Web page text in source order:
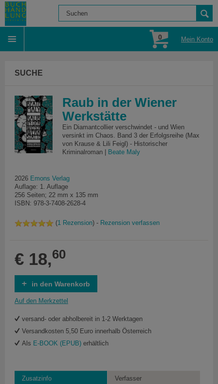
0 Mein Konto
SUCHE
Raub in der Wiener
Werkstätte
Ein Diamantcollier verschwindet - und Wien
versinkt im Chaos. Band 3 der Erfolgsreihe (Max
von Krause & Lili Feigl) - Historischer
Kriminalroman |
Beate Maly
2026 Emons Verlag
Auflage: 1. Auflage
256 Seiten; 22 mm x 135 mm
ISBN: 978-3-7408-2628-4
(1 Rezension) - Rezension verfassen
€ 18,60
in den Warenkorb
Auf den Merkzettel
versand- oder abholbereit in 1-2 Werktagen
Versandkosten 5,50 Euro innerhalb Österreich
Als E-BOOK (EPUB) erhältlich
Zusatzinfo Verfasser